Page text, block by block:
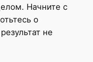
Начните с
о
не